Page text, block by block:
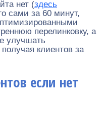
нет (здесь
сами за 60 минут,
перелинковку, а
улучшать
клиентов за
если нет